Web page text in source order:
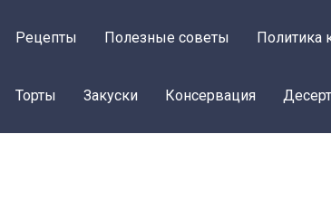
Рецепты Полезные советы Политика
Торты Закуски Консервация